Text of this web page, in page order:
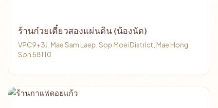
ร้านก๋วยเตี๋ยวสองแผ่นดิน (น้องนัด)
VPC9+3J, Mae Sam Laep, Sop Moei District, Mae Hong
Son 58110